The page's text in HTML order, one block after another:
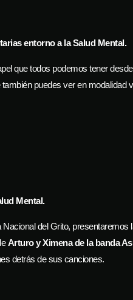
entorno a la Salud Mental.
que todos podemos tener desde
puedes ver en modalidad
Mental.
del Grito, presentaremos
Arturo y Ximena de la banda
detrás de sus canciones.